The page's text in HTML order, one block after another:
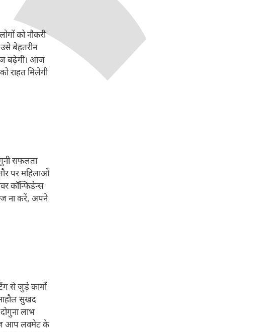
को नौकरी
बेहतरीन
बढ़ेगी। आज
राहत मिलेगी
सफलता
पर महिलाओं
कॉन्फिडेन्स
ना करें, अपने
से जुड़े कामों
सुखद
लाभ
आप लवमेट के